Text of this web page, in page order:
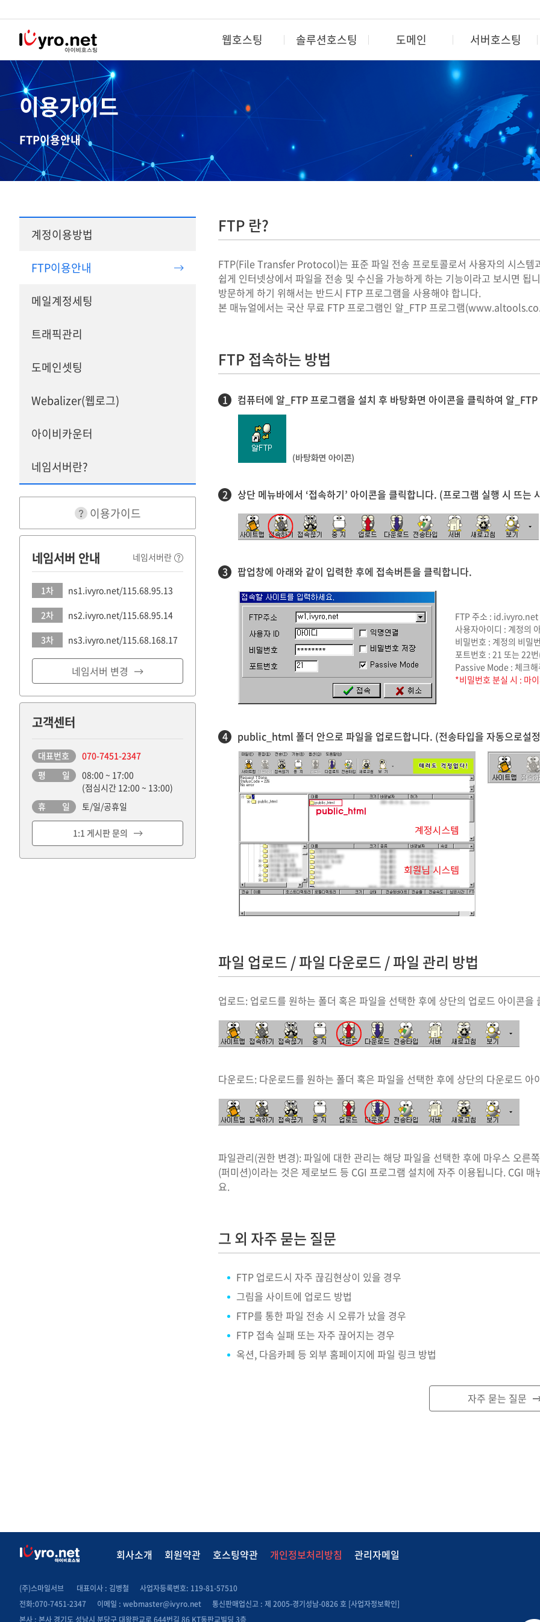
웹호스팅 솔루션호스팅 도메인 서버호스팅
웹호스팅
철통보안 호스팅 NEW
철통 보안 종량제 호스팅 NEW
종량제 윈도우 호스팅
SSL보안서버
부가서비스
EZ이미지호스팅
무제한이미지호스팅
메시지 호스팅
도메인 검색/등록
도메인 종류/등록비용
베어메탈서버
코로케이션
컨텐츠
캐시서비
컨텐츠
VOD 스
이용가이드
FTP이용안내
계정이용방법
FTP이용안내
메일계정세팅
트래픽관리
도메인셋팅
Webalizer(웹로그)
아이비카운터
네임서버란?
이용가이드
네임서버 안내 네임서버란
1차 ns1.ivyro.net/115.68.95.13
2차 ns2.ivyro.net/115.68.95.14
3차 ns3.ivyro.net/115.68.168.17
네임서버 변경
고객센터
대표번호
070-7451-2347
평 일
08:00 ~ 17:00
(점심시간 12:00 ~ 13:00)
휴 일
토/일/공휴일
1:1 게시판 문의
FTP 란?
FTP(File Transfer Protocol)는 표준 파일 전송 프로토콜로서 사용자의 시스템
쉽게 인터넷상에서 파일을 전송 및 수신을 가능하게 하는 기능이라고 보시면 됩
방문하게 하기 위해서는 반드시 FTP 프로그램을 사용해야 합니다.
본 매뉴얼에서는 국산 무료 FTP 프로그램인 알_FTP 프로그램
FTP 접속하는 방법
1 컴퓨터에 알_FTP 프로그램을 설치 후 바탕화면 아이콘을 클릭하여 알
2 상단 메뉴바에서 ‘접속하기’ 아이콘을 클릭합니다. (프로그램 실행 시 뜨는
3 팝업창에 아래와 같이 입력한 후에 접속버튼을 클릭합니다.
FTP 주소 : id.ivyro.net
사용자아이디 : 계정의
비밀번호 : 계정의 비밀
포트번호 : 21 또는 22
Passive Mode : 체크해
*비밀번호 분실 시 : 마
4 public_html 폴더 안으로 파일을 업로드합니다. (전송타입을 자동으로설
파일 업로드 / 파일 다운로드 / 파일 관리 방법
업로드: 업로드를 원하는 폴더 혹은 파일을 선택한 후에 상단의 업로드 아이콘을
다운로드: 다운로드를 원하는 폴더 혹은 파일을 선택한 후에 상단의 다운로드 아
파일관리(권한 변경): 파일에 대한 관리는 해당 파일을 선택한 후에 마우스 오른
(퍼미션)이라는 것은 제로보드 등 CGI 프로그램 설치에 자주 이용됩니다. CGI
요.
그 외 자주 묻는 질문
FTP 업로드시 자주 끊김현상이 있을 경우
그림을 사이트에 업로드 방법
FTP를 통한 파일 전송 시 오류가 났을 경우
FTP 접속 실패 또는 자주 끊어지는 경우
옥션, 다음카페 등 외부 홈페이지에 파일 링크 방법
자주 묻는 질문
회사소개 회원약관 호스팅약관 개인정보처리방침 관리자메일
(주)스마일서브 대표이사 : 김병철
사업자등록변호: 119-81-57510
전화:070-7451-2347
이메일 : webmaster@ivyro.net 통신판매업신고 : 제 2005-경기성남-0826 호 [사업자정보확인]
본사 : 본사 경기도 성남시 분당구 대왕판교로 644번길 86 KT동판교빌딩 3층